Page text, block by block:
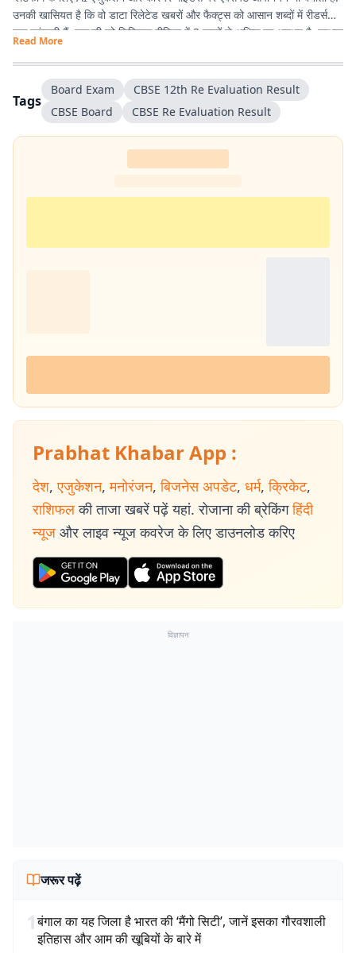
उनकी खासियत है कि वो डाटा रिलेटेड खबरों और फैक्ट्स को आसान शब्दों में रीडर्स
तक पहुंचाती हैं. शाम्भवी को डिजिटल मीडिया में 3 सालों से अधिक का अनुभव है. प्रभात
खबर से पहले वे राजस्थान पत्रिका और पटना स्थित न्यूज़ हाट में भी काम कर चुकी हैं.
Read More
Tags
Board Exam
CBSE 12th Re Evaluation Result
CBSE Board
CBSE Re Evaluation Result
Prabhat Khabar App :
देश, एजुकेशन, मनोरंजन, बिजनेस अपडेट, धर्म, क्रिकेट,
राशिफल की ताजा खबरें पढ़ें यहां. रोजाना की ब्रेकिंग हिंदी
न्यूज और लाइव न्यूज कवरेज के लिए डाउनलोड करिए
विज्ञापन
जरूर पढ़ें
1बंगाल का यह जिला है भारत की ‘मैंगो सिटी’, जानें इसका गौरवशाली
इतिहास और आम की खूबियों के बारे में